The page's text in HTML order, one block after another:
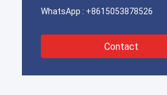
WhatsApp : +8615053878526
Contact